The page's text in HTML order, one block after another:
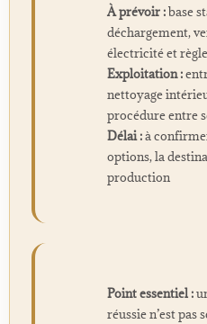
À prévoir :base
déchargement,
électricité et
Exploitation :
nettoyage
procédure entre
Délai :à
options, la
production
Point essentiel :
réussie n’est pas